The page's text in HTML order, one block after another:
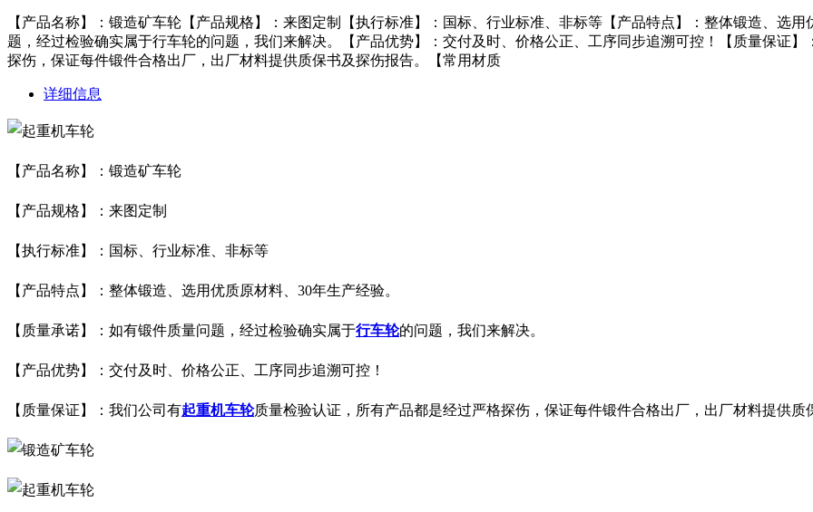
【产品名称】：锻造矿车轮【产品规格】：来图定制【执行标准】：国标、行业标准、非标等【产品特点】：整体锻造、选
题，经过检验确实属于行车轮的问题，我们来解决。【产品优势】：交付及时、价格公正、工序同步追溯可控！【质量保证
探伤，保证每件锻件合格出厂，出厂材料提供质保书及探伤报告。【常用材质
详细信息
【产品名称】： 锻造矿车轮
【产品规格】：来图定制
【执行标准】：国标、行业标准、非标等
【产品特点】：整体锻造、选用优质原材料、30年生产经验。
【质量承诺】：如有锻件质量问题，经过检验确实属于行车轮的问题，我们来解决。
【产品优势】：交付及时、价格公正、工序同步追溯可控！
【质量保证】：我们公司有起重机车轮质量检验认证，所有产品都是经过严格探伤，保证每件锻件合格出厂，出厂材料提供质